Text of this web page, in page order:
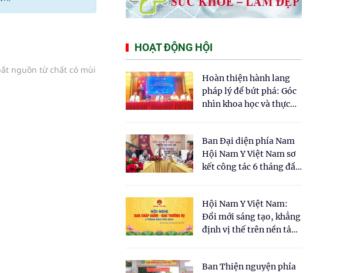
nguồn từ chất có mùi
HOẠT ĐỘNG HỘI
Hoàn thiện hành lang
pháp lý để bứt phá: Góc
nhìn khoa học và thực
cho Luật Y dược cổ
truyền Việt Nam"
Ban Đại diện phía Nam
Hội Nam Y Việt Nam sơ
kết công tác 6 tháng đầu
Hội Nam Y Việt Nam:
Đổi mới sáng tạo, khẳng
định vị thế trên nền tảng
Ban Thiện nguyện phía